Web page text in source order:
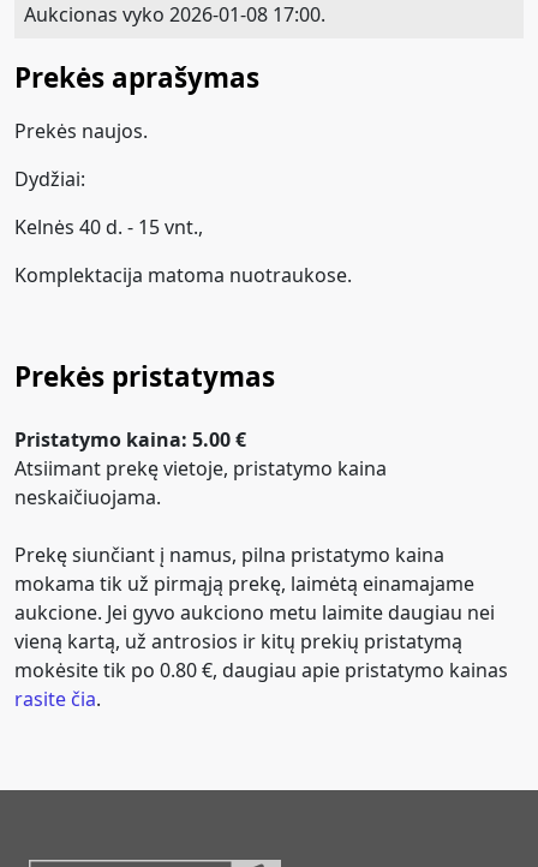
Aukcionas vyko 2026-01-08 17:00.
Prekės aprašymas
Prekės naujos.
Dydžiai:
Kelnės 40 d. - 15 vnt.,
Komplektacija matoma nuotraukose.
Prekės pristatymas
Pristatymo kaina: 5.00 €
Atsiimant prekę vietoje, pristatymo kaina
neskaičiuojama.
Prekę siunčiant į namus, pilna pristatymo kaina
mokama tik už pirmąją prekę, laimėtą einamajame
aukcione. Jei gyvo aukciono metu laimite daugiau nei
vieną kartą, už antrosios ir kitų prekių pristatymą
mokėsite tik po 0.80 €, daugiau apie pristatymo kainas
rasite čia.